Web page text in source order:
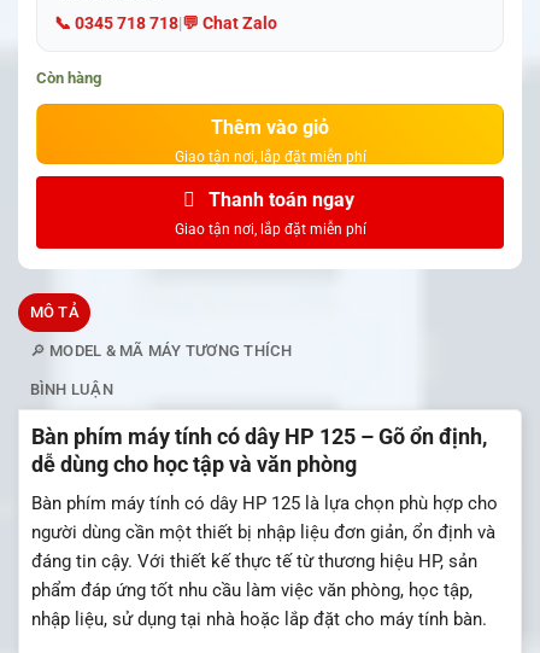
📞 0345 718 718|💬 Chat Zalo
Còn hàng
Thêm vào giỏ
Thanh toán ngay
MÔ TẢ
🔎 MODEL & MÃ MÁY TƯƠNG THÍCH
BÌNH LUẬN
Bàn phím máy tính có dây HP 125 – Gõ ổn định,
dễ dùng cho học tập và văn phòng
Bàn phím máy tính có dây HP 125 là lựa chọn phù hợp cho
người dùng cần một thiết bị nhập liệu đơn giản, ổn định và
đáng tin cậy. Với thiết kế thực tế từ thương hiệu HP, sản
phẩm đáp ứng tốt nhu cầu làm việc văn phòng, học tập,
nhập liệu, sử dụng tại nhà hoặc lắp đặt cho máy tính bàn.